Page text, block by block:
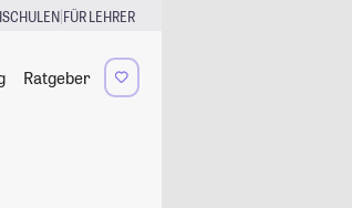
|FÜR LEHRER
Ratgeber